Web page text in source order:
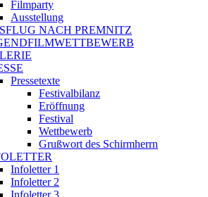
Filmparty
Ausstellung
NACH PREMNITZ
Pressetexte
Festivalbilanz
Eröffnung
Festival
Wettbewerb
Grußwort des Schirmherrn
Infoletter 1
Infoletter 2
Infoletter 3